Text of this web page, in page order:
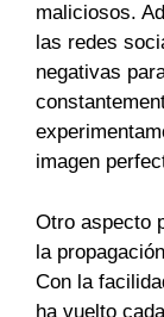
maliciosos.
las redes
negativas
imagen
Otro aspecto
la
Con la
ha vuelto